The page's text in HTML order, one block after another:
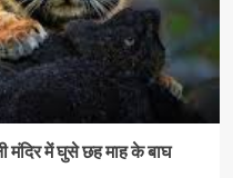
मंदिर में घुसे छह माह के बाघ